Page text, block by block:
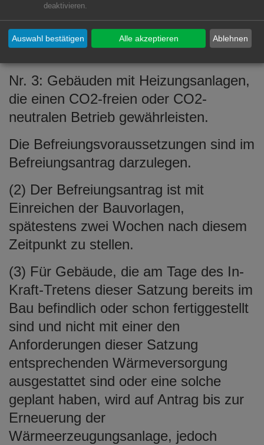
Anlagentechnik bei Gebäuden
(Energieeinsparverordnung) vom
Nr. 3: Gebäuden mit Heizungsanlagen,
die einen CO2-freien oder CO2-
neutralen Betrieb gewährleisten.
Die Befreiungsvoraussetzungen sind im
Befreiungsantrag darzulegen.
(2) Der Befreiungsantrag ist mit
Einreichen der Bauvorlagen,
spätestens zwei Wochen nach diesem
Zeitpunkt zu stellen.
(3) Für Gebäude, die am Tage des In-
Kraft-Tretens dieser Satzung bereits im
Bau befindlich oder schon fertiggestellt
sind und nicht mit einer den
Anforderungen dieser Satzung
entsprechenden Wärmeversorgung
ausgestattet sind oder eine solche
geplant haben, wird auf Antrag bis zur
Erneuerung der
Wärmeerzeugungsanlage, jedoch
deaktivieren.
Ablehnen
Auswahl bestätigen Alle akzeptieren